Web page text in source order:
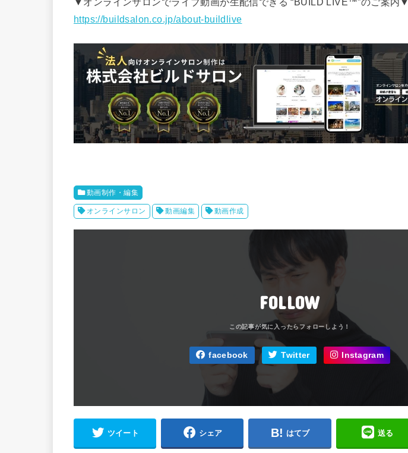
https://buildsalon.co.jp/about-buildlive
動画制作・編集
オンラインサロン 動画編集 動画作成
FOLLOW
facebook Twitter Instagram
ツイート シェア はてブ 送る